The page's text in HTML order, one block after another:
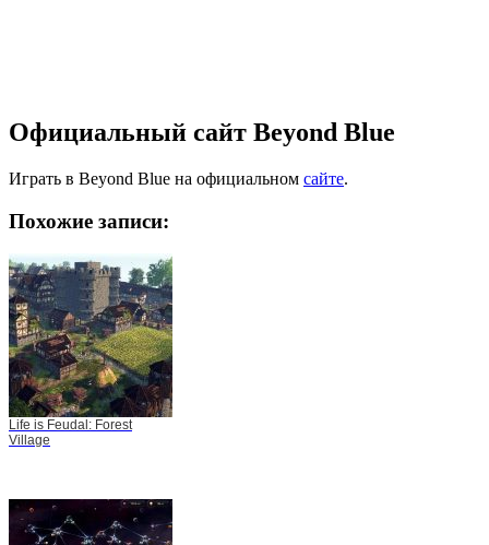
Официальный сайт Beyond Blue
Играть в Beyond Blue на официальном сайте.
Похожие записи:
Life is Feudal: Forest
Village